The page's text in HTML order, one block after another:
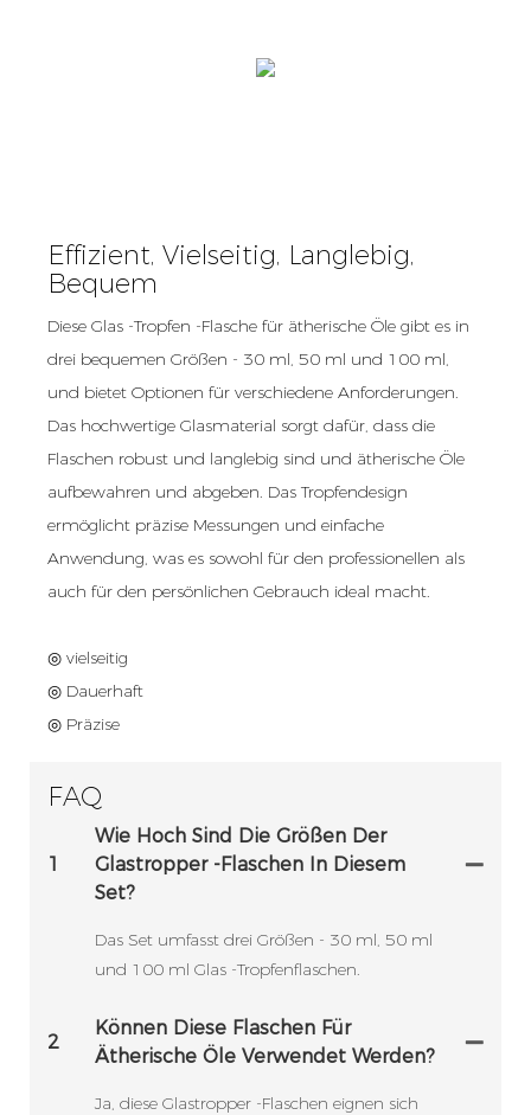
Effizient, Vielseitig, Langlebig,
Bequem
Diese Glas -Tropfen -Flasche für ätherische Öle gibt es in
drei bequemen Größen - 30 ml, 50 ml und 100 ml,
und bietet Optionen für verschiedene Anforderungen.
Das hochwertige Glasmaterial sorgt dafür, dass die
Flaschen robust und langlebig sind und ätherische Öle
aufbewahren und abgeben. Das Tropfendesign
ermöglicht präzise Messungen und einfache
Anwendung, was es sowohl für den professionellen als
auch für den persönlichen Gebrauch ideal macht.
◎ vielseitig
◎ Dauerhaft
◎ Präzise
FAQ
1
Wie Hoch Sind Die Größen Der
Glastropper -Flaschen In Diesem
Set?
Das Set umfasst drei Größen - 30 ml, 50 ml
und 100 ml Glas -Tropfenflaschen.
2
Können Diese Flaschen Für
Ätherische Öle Verwendet Werden?
Ja, diese Glastropper -Flaschen eignen sich